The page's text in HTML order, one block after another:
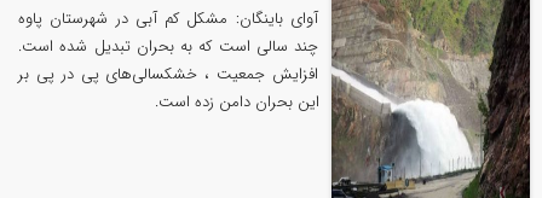
آوای باینگان: مشکل کم آبی در شهرستان پاوه
چند سالی است که به بحران تبدیل شده است.
افزایش جمعیت ، خشکسالی‌های پی در پی بر
این بحران دامن زده است.